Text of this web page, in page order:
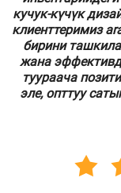
кучук-күчүк
клиенттеримиз
бирини
жана
туураача
эле, опттуу